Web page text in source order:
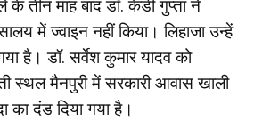
तीन माह बाद डॉ. केडी गुप्ता ने
में ज्वाइन नहीं किया। लिहाजा उन्हें
है। डॉ. सर्वेश कुमार यादव को
स्थल मैनपुरी में सरकारी आवास खाली
का दंड दिया गया है।